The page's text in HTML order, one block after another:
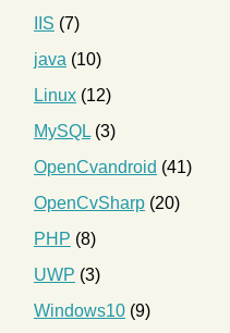
IIS (7)
java (10)
Linux (12)
MySQL (3)
OpenCvandroid (41)
OpenCvSharp (20)
PHP (8)
UWP (3)
Windows10 (9)